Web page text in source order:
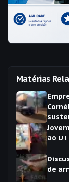
Matérias
ao
de